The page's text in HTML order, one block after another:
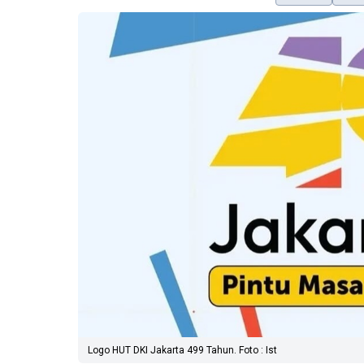
Logo HUT DKI Jakarta 499 Tahun. Foto : Ist